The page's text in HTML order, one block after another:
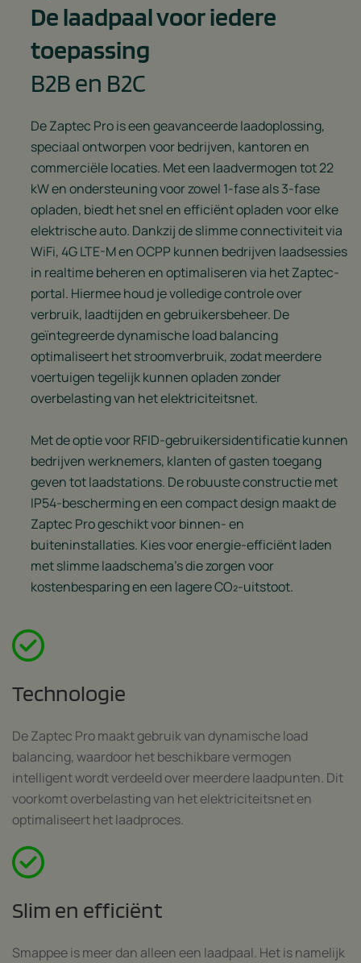
De laadpaal voor iedere
toepassing
B2B en B2C
De Zaptec Pro is een geavanceerde laadoplossing,
speciaal ontworpen voor bedrijven, kantoren en
commerciële locaties. Met een laadvermogen tot 22
kW en ondersteuning voor zowel 1-fase als 3-fase
opladen, biedt het snel en efficiënt opladen voor elke
elektrische auto. Dankzij de slimme connectiviteit via
WiFi, 4G LTE-M en OCPP kunnen bedrijven laadsessies
in realtime beheren en optimaliseren via het Zaptec-
portal. Hiermee houd je volledige controle over
verbruik, laadtijden en gebruikersbeheer. De
geïntegreerde dynamische load balancing
optimaliseert het stroomverbruik, zodat meerdere
voertuigen tegelijk kunnen opladen zonder
overbelasting van het elektriciteitsnet.
Met de optie voor RFID-gebruikersidentificatie kunnen
bedrijven werknemers, klanten of gasten toegang
geven tot laadstations. De robuuste constructie met
IP54-bescherming en een compact design maakt de
Zaptec Pro geschikt voor binnen- en
buiteninstallaties. Kies voor energie-efficiënt laden
met slimme laadschema’s die zorgen voor
kostenbesparing en een lagere CO₂-uitstoot.
Technologie
De Zaptec Pro maakt gebruik van dynamische load
balancing, waardoor het beschikbare vermogen
intelligent wordt verdeeld over meerdere laadpunten. Dit
voorkomt overbelasting van het elektriciteitsnet en
optimaliseert het laadproces.
Slim en efficiënt
Smappee is meer dan alleen een laadpaal. Het is namelijk